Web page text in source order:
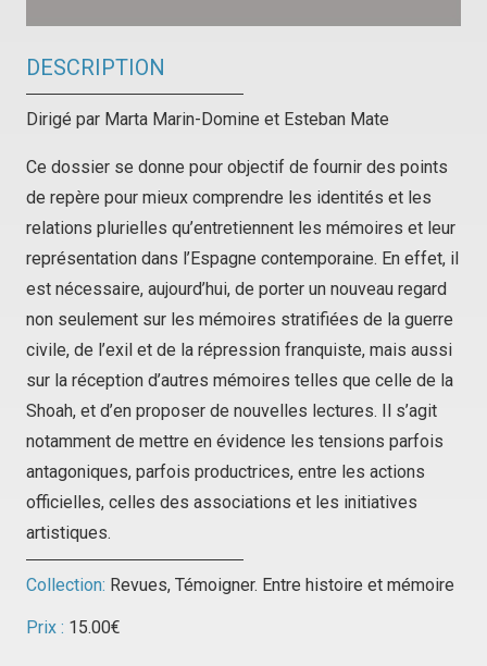
DESCRIPTION
Dirigé par Marta Marin-Domine et Esteban Mate
Ce dossier se donne pour objectif de fournir des points
de repère pour mieux comprendre les identités et les
relations plurielles qu’entretiennent les mémoires et leur
représentation dans l’Espagne contemporaine. En effet, il
est nécessaire, aujourd’hui, de porter un nouveau regard
non seulement sur les mémoires stratifiées de la guerre
civile, de l’exil et de la répression franquiste, mais aussi
sur la réception d’autres mémoires telles que celle de la
Shoah, et d’en proposer de nouvelles lectures. Il s’agit
notamment de mettre en évidence les tensions parfois
antagoniques, parfois productrices, entre les actions
officielles, celles des associations et les initiatives
artistiques.
Collection: Revues, Témoigner. Entre histoire et mémoire
Prix : 15.00€